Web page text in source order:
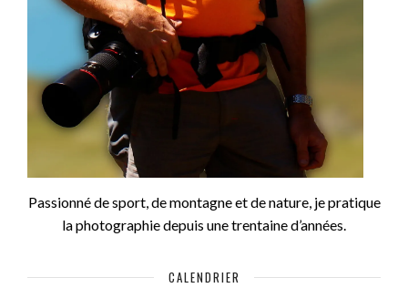
Passionné de sport, de montagne et de nature, je pratique
la photographie depuis une trentaine d’années.
CALENDRIER